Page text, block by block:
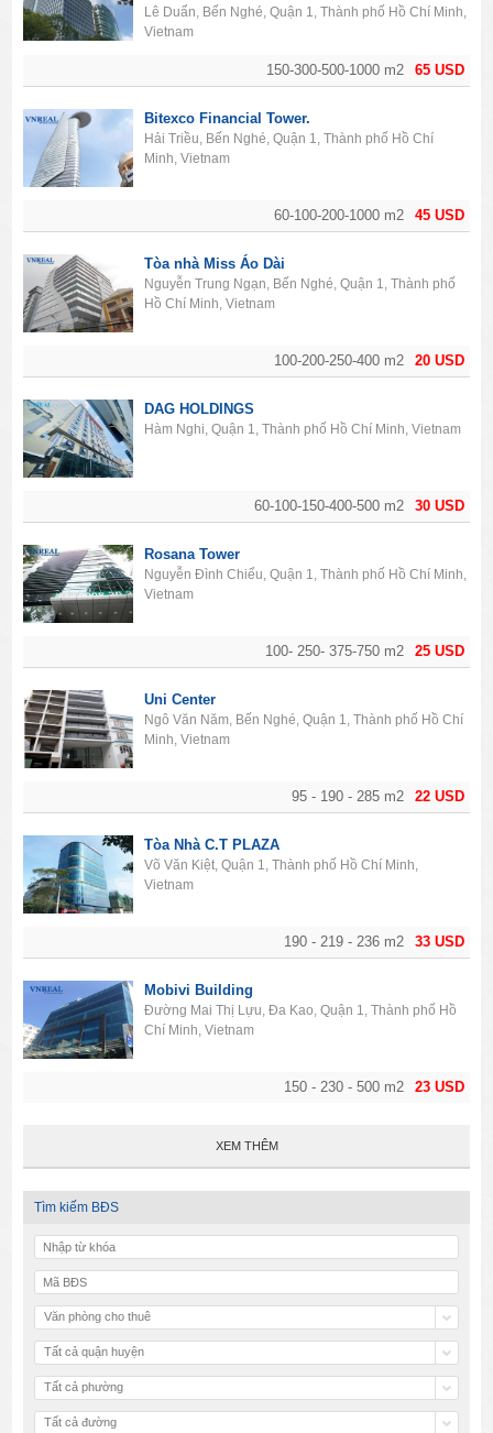
65 USD
150-300-500-1000 m2
Lê Duẩn, Bến Nghé, Quận 1, Thành phố Hồ Chí Minh,
Vietnam
45 USD
60-100-200-1000 m2
Bitexco Financial Tower.
Hải Triều, Bến Nghé, Quận 1, Thành phố Hồ Chí
Minh, Vietnam
20 USD
100-200-250-400 m2
Tòa nhà Miss Áo Dài
Nguyễn Trung Ngạn, Bến Nghé, Quận 1, Thành phố
Hồ Chí Minh, Vietnam
30 USD
60-100-150-400-500 m2
DAG HOLDINGS
Hàm Nghi, Quận 1, Thành phố Hồ Chí Minh, Vietnam
25 USD
100- 250- 375-750 m2
Rosana Tower
Nguyễn Đình Chiểu, Quận 1, Thành phố Hồ Chí Minh,
Vietnam
22 USD
95 - 190 - 285 m2
Uni Center
Ngô Văn Năm, Bến Nghé, Quận 1, Thành phố Hồ Chí
Minh, Vietnam
33 USD
190 - 219 - 236 m2
Tòa Nhà C.T PLAZA
Võ Văn Kiệt, Quận 1, Thành phố Hồ Chí Minh,
Vietnam
23 USD
150 - 230 - 500 m2
Mobivi Building
Đường Mai Thị Lựu, Đa Kao, Quận 1, Thành phố Hồ
Chí Minh, Vietnam
XEM THÊM
Tìm kiếm BĐS
Văn phòng cho thuê
Tất cả quận huyện
Tất cả phường
Tất cả đường